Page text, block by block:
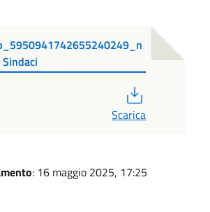
Scarica
: 16 maggio 2025, 17:25